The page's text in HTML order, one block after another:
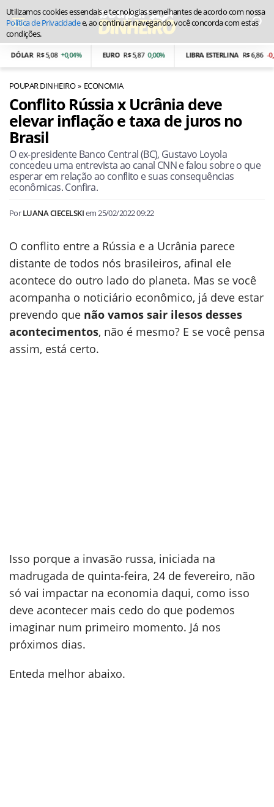
DÓLAR R$ 5,08 +0,04% EURO R$ 5,87 0,00% LIBRA ESTERLINA R$ 6,86 -0,25%
POUPAR DINHEIRO ECONOMIA
Conflito Rússia x Ucrânia deve
elevar inflação e taxa de juros no
Brasil
O ex-presidente Banco Central (BC), Gustavo Loyola
concedeu uma entrevista ao canal CNN e falou sobre o que
esperar em relação ao conflito e suas consequências
econômicas. Confira.
PorLUANA CIECELSKIem25/02/2022 09:22
O conflito entre a Rússia e a Ucrânia parece
distante de todos nós brasileiros, afinal ele
acontece do outro lado do planeta. Mas se você
acompanha o noticiário econômico, já deve estar
prevendo que não vamos sair ilesos desses
acontecimentos, não é mesmo? E se você pensa
assim, está certo.
Isso porque a invasão russa, iniciada na
madrugada de quinta-feira, 24 de fevereiro, não
só vai impactar na economia daqui, como isso
deve acontecer mais cedo do que podemos
imaginar num primeiro momento. Já nos
próximos dias.
Enteda melhor abaixo.
Utilizamos cookies essenciais e tecnologias semelhantes de acordo com nossa
Política de Privacidadee, ao continuar navegando, você concorda com estas
condições.